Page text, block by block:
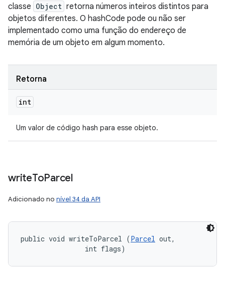
classe Object retorna números inteiros distintos para
objetos diferentes. O hashCode pode ou não ser
implementado como uma função do endereço de
memória de um objeto em algum momento.
Retorna
int
Um valor de código hash para esse objeto.
writeToParcel
Adicionado no nível 34 da API
public void writeToParcel (Parcel out,
                int flags)